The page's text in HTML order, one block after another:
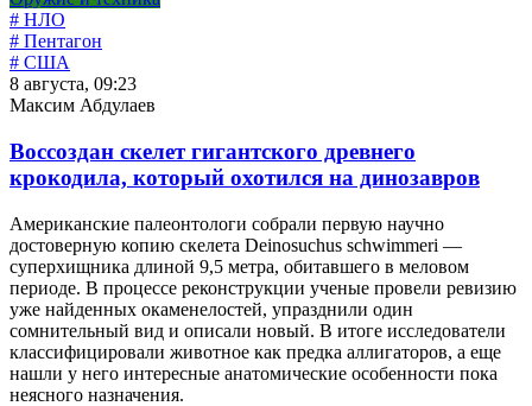
# НЛО
# Пентагон
# США
8 августа, 09:23
Максим Абдулаев
Воссоздан скелет гигантского древнего
крокодила, который охотился на динозавров
Американские палеонтологи собрали первую научно
достоверную копию скелета Deinosuchus schwimmeri —
суперхищника длиной 9,5 метра, обитавшего в меловом
периоде. В процессе реконструкции ученые провели ревизию
уже найденных окаменелостей, упразднили один
сомнительный вид и описали новый. В итоге исследователи
классифицировали животное как предка аллигаторов, а еще
нашли у него интересные анатомические особенности пока
неясного назначения.